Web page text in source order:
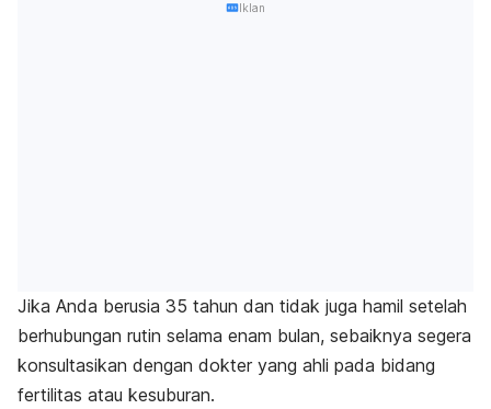
Iklan
Jika Anda berusia 35 tahun dan tidak juga hamil setelah
berhubungan rutin selama enam bulan, sebaiknya segera
konsultasikan dengan dokter yang ahli pada bidang
fertilitas atau kesuburan.